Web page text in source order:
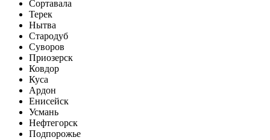
Сортавала
Терек
Нытва
Стародуб
Суворов
Приозерск
Ковдор
Куса
Ардон
Енисейск
Усмань
Нефтегорск
Подпорожье